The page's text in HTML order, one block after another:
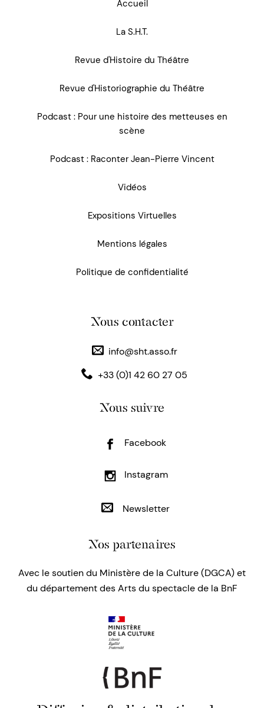
Accueil
La S.H.T.
Revue d'Histoire du Théâtre
Revue d'Historiographie du Théâtre
Podcast : Pour une histoire des metteuses en
scène
Podcast : Raconter Jean-Pierre Vincent
Vidéos
Expositions Virtuelles
Mentions légales
Politique de confidentialité
Nous contacter
info@sht.asso.fr
+33 (0)1 42 60 27 05
Nous suivre
Facebook
Instagram
Newsletter
Nos partenaires
Avec le soutien du Ministère de la Culture (DGCA) et
du département des Arts du spectacle de la BnF